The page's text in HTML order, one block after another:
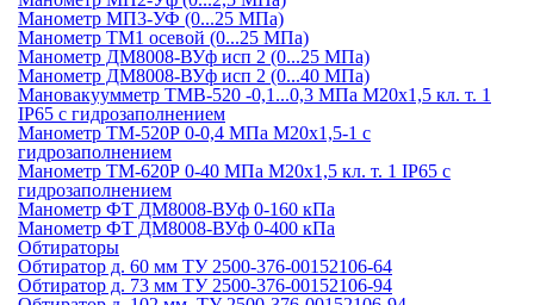
Манометр МП3-УФ (0...25 МПа)
Манометр ТМ1 осевой (0...25 МПа)
Манометр ДМ8008-ВУф исп 2 (0...25 МПа)
Манометр ДМ8008-ВУф исп 2 (0...40 МПа)
Мановакуумметр ТМВ-520 -0,1...0,3 МПа М20х1,5 кл. т. 1
IP65 c гидрозаполнением
Манометр ТМ-520Р 0-0,4 МПа М20х1,5-1 c
гидрозаполнением
Манометр ТМ-620Р 0-40 МПа М20х1,5 кл. т. 1 IP65 c
гидрозаполнением
Манометр ФТ ДМ8008-ВУф 0-160 кПа
Манометр ФТ ДМ8008-ВУф 0-400 кПа
Обтираторы
Обтиратор д. 60 мм ТУ 2500-376-00152106-64
Обтиратор д. 73 мм ТУ 2500-376-00152106-94